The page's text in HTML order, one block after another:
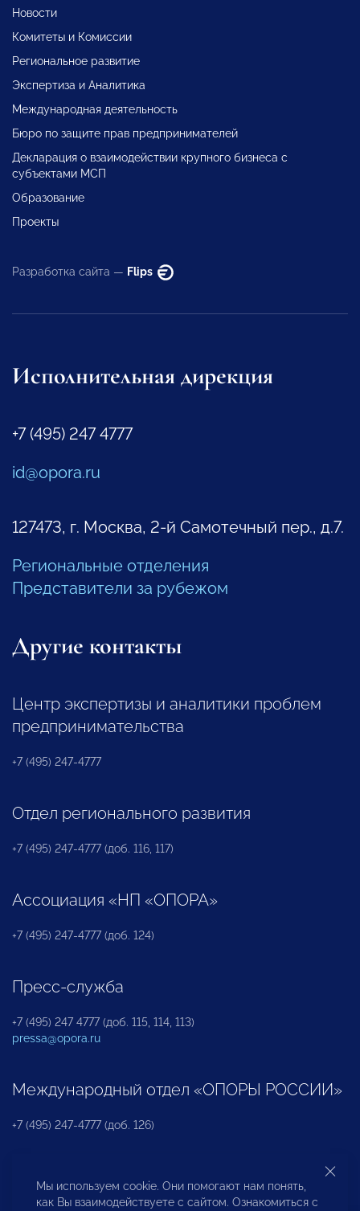
Новости
Комитеты и Комиссии
Региональное развитие
Экспертиза и Аналитика
Международная деятельность
Бюро по защите прав предпринимателей
Декларация о взаимодействии крупного бизнеса с
субъектами МСП
Образование
Проекты
Разработка сайта — Flips
Исполнительная дирекция
+7 (495) 247 4777
id@opora.ru
127473, г. Москва, 2-й Самотечный пер., д.7.
Региональные отделения
Представители за рубежом
Другие контакты
Центр экспертизы и аналитики проблем
предпринимательства
+7 (495) 247-4777
Отдел регионального развития
+7 (495) 247-4777 (доб. 116, 117)
Ассоциация «НП «ОПОРА»
+7 (495) 247-4777 (доб. 124)
Пресс-служба
+7 (495) 247 4777 (доб. 115, 114, 113)
pressa@opora.ru
Международный отдел «ОПОРЫ РОССИИ»
+7 (495) 247-4777 (доб. 126)
Бюро по защите прав предпринимателей и
инвесторов
Мы используем cookie. Они помогают нам понять,
как Вы взаимодействуете с сайтом. Ознакомиться с